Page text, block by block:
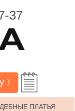
37
》
ПЛАТЬЯ